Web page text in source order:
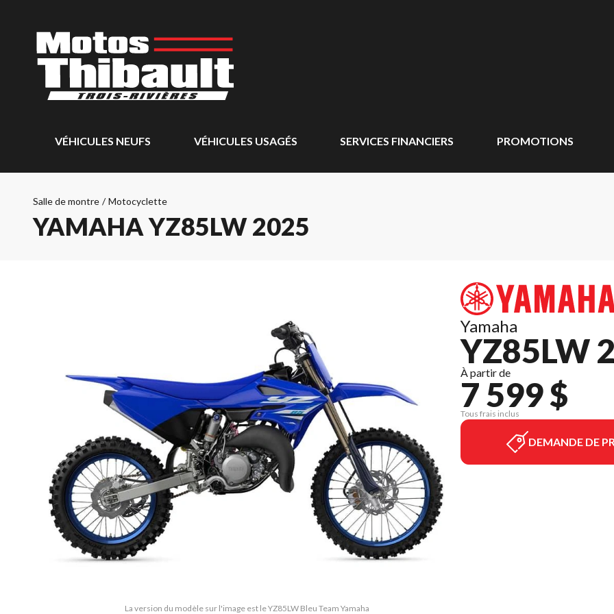
VÉHICULES NEUFS VÉHICULES USAGÉS SERVICES FINANCIERS PROMOTIONS
Salle de montre / Motocyclette
YAMAHA YZ85LW 2025
La version du modèle sur l'image est le YZ85LW Bleu Team Yamaha
Yamaha
YZ85LW
À partir de
7 599 $
Tous frais inclus
DEMANDE DE